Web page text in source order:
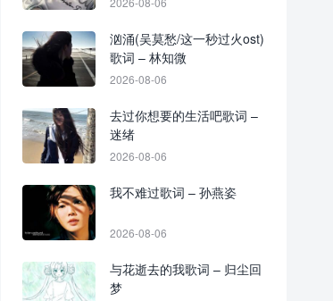
汹涌(吴莫愁/这一秒过火ost)
歌词 – 林知微
2026-08-06
去过你想要的生活吧歌词 –
迷绪
2026-08-06
我不难过歌词 – 孙燕姿
2026-08-06
与花逝去的我歌词 – 归尘回
梦